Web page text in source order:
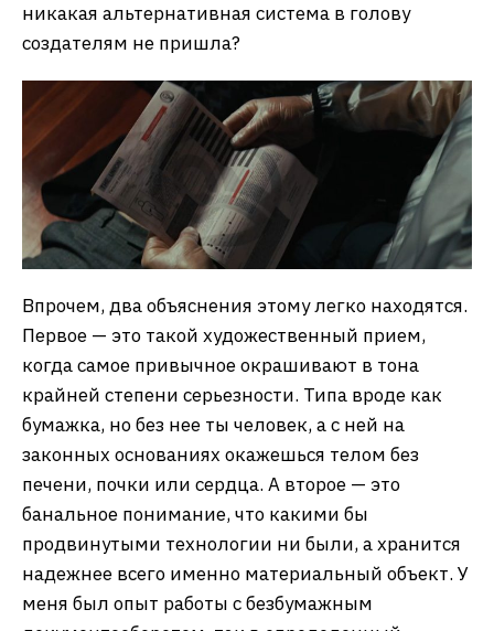
никакая альтернативная система в голову
создателям не пришла?
Впрочем, два объяснения этому легко находятся.
Первое — это такой художественный прием,
когда самое привычное окрашивают в тона
крайней степени серьезности. Типа вроде как
бумажка, но без нее ты человек, а с ней на
законных основаниях окажешься телом без
печени, почки или сердца. А второе — это
банальное понимание, что какими бы
продвинутыми технологии ни были, а хранится
надежнее всего именно материальный объект. У
меня был опыт работы с безбумажным